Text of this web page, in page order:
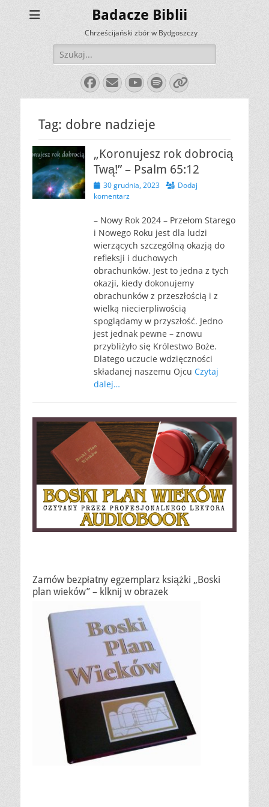
Badacze Biblii
Chrześcijański zbór w Bydgoszczy
Szukaj:
Facebook
E-
mail
YouTube
Spotify
Link
Tag: dobre nadzieje
„Koronujesz rok dobrocią
Twą!” – Psalm 65:12
Opublikowano
30 grudnia, 2023
Dodaj
komentarz
– Nowy Rok 2024 – Przełom Starego
i Nowego Roku jest dla ludzi
wierzących szczególną okazją do
refleksji i duchowych
obrachunków. Jest to jedna z tych
okazji, kiedy dokonujemy
obrachunków z przeszłością i z
wielką niecierpliwością
spoglądamy w przyszłość. Jedno
jest jednak pewne – znowu
przybliżyło się Królestwo Boże.
Dlatego uczucie wdzięczności
składanej naszemu Ojcu Czytaj
dalej…
Zamów bezpłatny egzemplarz książki „Boski
plan wieków” – klknij w obrazek